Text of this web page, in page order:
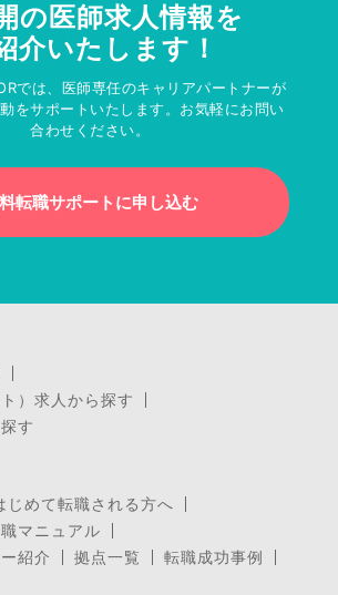
の医師求人情報を
介いたします！
では、医師専任のキャリアパートナーが
をサポートいたします。お気軽にお問い
合わせください。
転職サポートに申し込む
）求人から探す
す
じめて転職される方へ
マニュアル
紹介
拠点一覧
転職成功事例